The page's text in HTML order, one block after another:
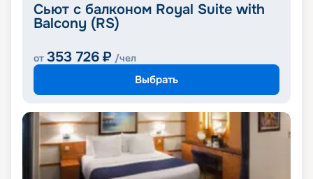
Сьют с балконом Royal Suite with
Balcony (RS)
от 353 726 ₽ /чел
Выбрать